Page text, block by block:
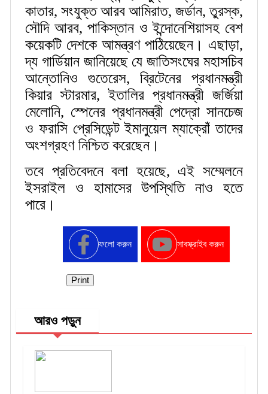
কাতার, সংযুক্ত আরব আমিরাত, জর্ডান, তুরস্ক,
সৌদি আরব, পাকিস্তান ও ইন্দোনেশিয়াসহ বেশ
কয়েকটি দেশকে আমন্ত্রণ পাঠিয়েছেন। এছাড়া,
দ্য গার্ডিয়ান জানিয়েছে যে জাতিসংঘের মহাসচিব
আন্তোনিও গুতেরেস, ব্রিটেনের প্রধানমন্ত্রী
কিয়ার স্টারমার, ইতালির প্রধানমন্ত্রী জর্জিয়া
মেলোনি, স্পেনের প্রধানমন্ত্রী পেদ্রো সানচেজ
ও ফরাসি প্রেসিডেন্ট ইমানুয়েল ম্যাক্রোঁ তাদের
অংশগ্রহণ নিশ্চিত করেছেন।
তবে প্রতিবেদনে বলা হয়েছে, এই সম্মেলনে
ইসরাইল ও হামাসের উপস্থিতি নাও হতে
পারে।
ফলো করুন সাবস্ক্রাইব করুন
Print
আরও পড়ুন